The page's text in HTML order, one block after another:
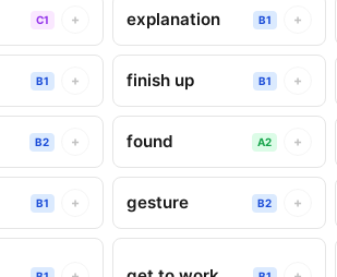
C1 + explanation B1 +
B1 + finish up B1 +
B2 + found A2 +
B1 + gesture B2 +